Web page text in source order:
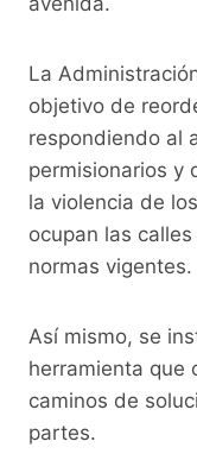
La
objetivo de
respondiendo al
permisionarios y
la violencia de
ocupan las
normas vigentes.
Así mismo, se
herramienta que
caminos de
partes.